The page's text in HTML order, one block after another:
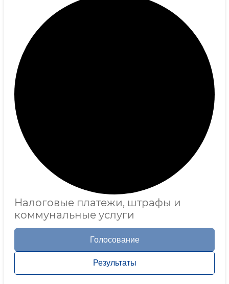
Налоговые платежи, штрафы и
коммунальные услуги
Голосование
Результаты